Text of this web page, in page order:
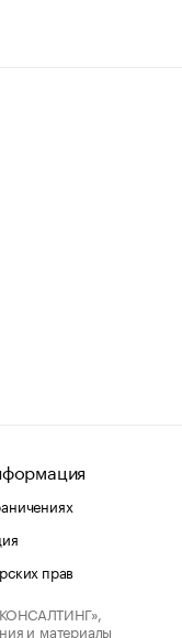
прав
и материалы